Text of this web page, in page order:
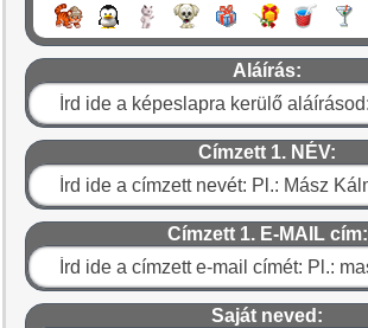
Aláírás:
Címzett 1. NÉV:
Címzett 1. E-MAIL cím:
Saját neved: